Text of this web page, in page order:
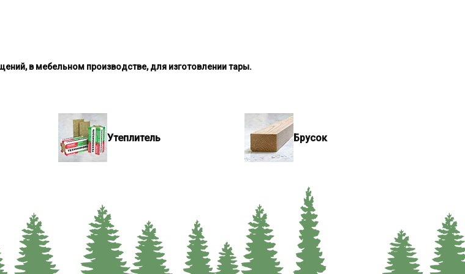
в мебельном производстве, для изготовлении тары.
Утеплитель Брусок